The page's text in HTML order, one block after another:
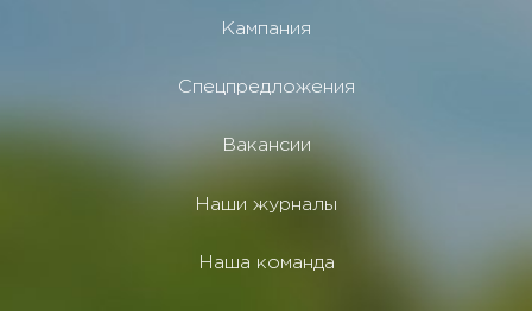
Кампания
Спецпредложения
Вакансии
Наши журналы
Наша команда